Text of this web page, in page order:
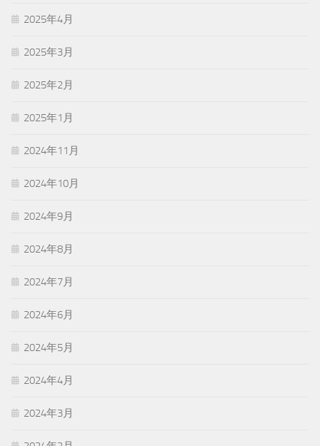
2025年4月
2025年3月
2025年2月
2025年1月
2024年11月
2024年10月
2024年9月
2024年8月
2024年7月
2024年6月
2024年5月
2024年4月
2024年3月